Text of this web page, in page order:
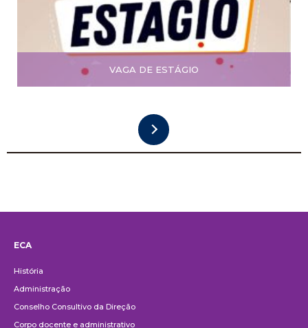
VAGA DE ESTÁGIO
ECA
História
Administração
Conselho Consultivo da Direção
Corpo docente e administrativo